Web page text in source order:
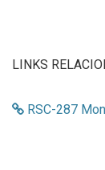
LINKS
RSC-287